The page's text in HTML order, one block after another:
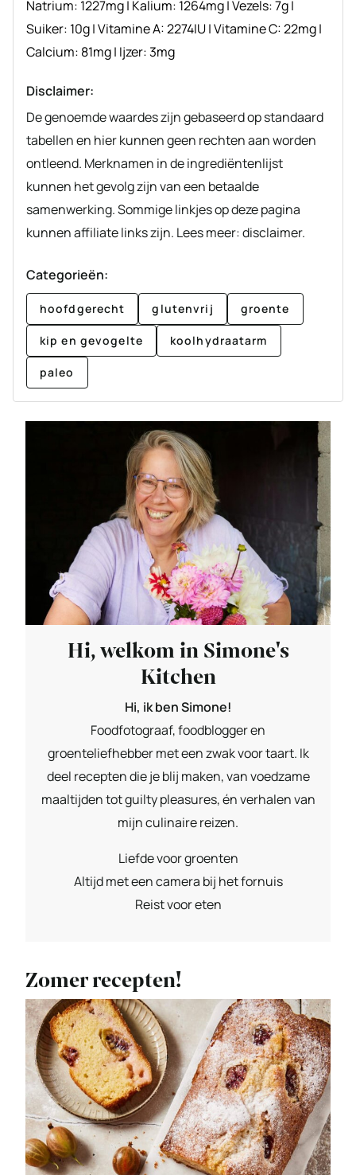
Natrium: 1227mg| Kalium: 1264mg|Vezels:7g|
Suiker: 10g|Vitamine A:2274IU|Vitamine C:22mg|
Calcium: 81mg| Ijzer:3mg
Disclaimer:
De genoemde waardes zijn gebaseerd op standaard
tabellen en hier kunnen geen rechten aan worden
ontleend. Merknamen in de ingrediëntenlijst
kunnen het gevolg zijn van een betaalde
samenwerking. Sommige linkjes op deze pagina
kunnen affiliate links zijn. Lees meer: disclaimer.
Categorieën:
hoofdgerecht glutenvrij groente
kip en gevogelte koolhydraatarm
paleo
Hi, welkom in Simone's
Kitchen
Hi, ik ben Simone!
Foodfotograaf, foodblogger en
groenteliefhebber met een zwak voor taart. Ik
deel recepten die je blij maken, van voedzame
maaltijden tot guilty pleasures, én verhalen van
mijn culinaire reizen.
Liefde voor groenten
Altijd met een camera bij het fornuis
Reist voor eten
Zomer recepten!